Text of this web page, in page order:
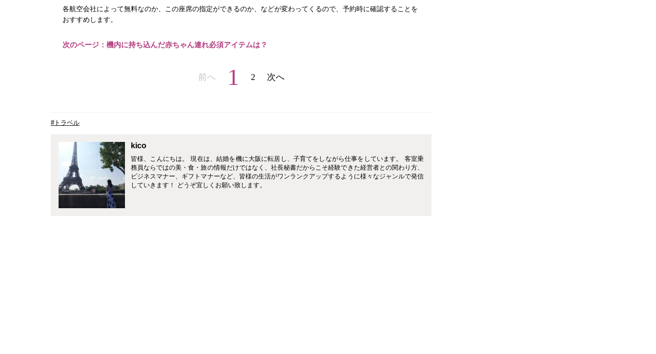
各航空会社によって無料なのか、この座席の指定ができるのか、などが変わってくるので、予約時に確認することを
おすすめします。
次のページ：機内に持ち込んだ赤ちゃん連れ必須アイテムは？
前へ 1 2 次へ
#トラベル
kico
皆様、こんにちは。 現在は、結婚を機に大阪に転居し、子育てをしながら仕事をしています。 客室乗
務員ならではの美・食・旅の情報だけではなく、社長秘書だからこそ経験できた経営者との関わり方、
ビジネスマナー、ギフトマナーなど、皆様の生活がワンランクアップするように様々なジャンルで発信
していきます！ どうぞ宜しくお願い致します。